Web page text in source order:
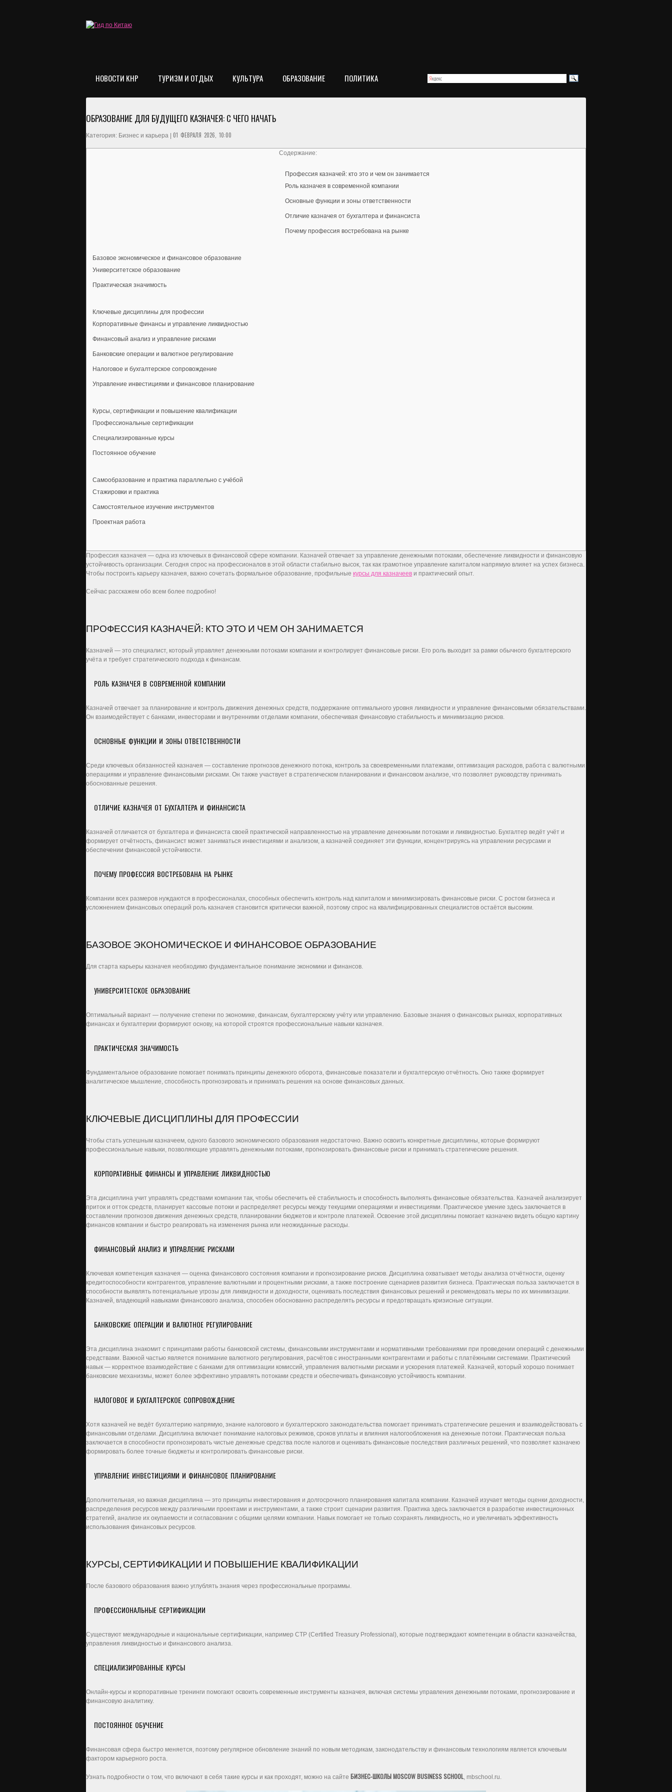
НОВОСТИ КНР ТУРИЗМ И ОТДЫХ КУЛЬТУРА ОБРАЗОВАНИЕ ПОЛИТИКА
ОБРАЗОВАНИЕ ДЛЯ БУДУЩЕГО КАЗНАЧЕЯ: С ЧЕГО НАЧАТЬ
Категория: Бизнес и карьера | 01 ФЕВРАЛЯ 2026, 10:00
Содержание:
Профессия казначей: кто это и чем он занимается
Роль казначея в современной компании
Основные функции и зоны ответственности
Отличие казначея от бухгалтера и финансиста
Почему профессия востребована на рынке
Базовое экономическое и финансовое образование
Университетское образование
Практическая значимость
Ключевые дисциплины для профессии
Корпоративные финансы и управление ликвидностью
Финансовый анализ и управление рисками
Банковские операции и валютное регулирование
Налоговое и бухгалтерское сопровождение
Управление инвестициями и финансовое планирование
Курсы, сертификации и повышение квалификации
Профессиональные сертификации
Специализированные курсы
Постоянное обучение
Самообразование и практика параллельно с учёбой
Стажировки и практика
Самостоятельное изучение инструментов
Проектная работа
Профессия казначея — одна из ключевых в финансовой сфере компании. Казначей отвечает за управление денежными потоками, обеспечение ликвидности и финансовую
устойчивость организации. Сегодня спрос на профессионалов в этой области стабильно высок, так как грамотное управление капиталом напрямую влияет на успех бизнеса.
Чтобы построить карьеру казначея, важно сочетать формальное образование, профильные курсы для казначеев и практический опыт.
Сейчас расскажем обо всем более подробно!
ПРОФЕССИЯ КАЗНАЧЕЙ: КТО ЭТО И ЧЕМ ОН ЗАНИМАЕТСЯ
Казначей — это специалист, который управляет денежными потоками компании и контролирует финансовые риски. Его роль выходит за рамки обычного бухгалтерского
учёта и требует стратегического подхода к финансам.
РОЛЬ КАЗНАЧЕЯ В СОВРЕМЕННОЙ КОМПАНИИ
Казначей отвечает за планирование и контроль движения денежных средств, поддержание оптимального уровня ликвидности и управление финансовыми обязательствами.
Он взаимодействует с банками, инвесторами и внутренними отделами компании, обеспечивая финансовую стабильность и минимизацию рисков.
ОСНОВНЫЕ ФУНКЦИИ И ЗОНЫ ОТВЕТСТВЕННОСТИ
Среди ключевых обязанностей казначея — составление прогнозов денежного потока, контроль за своевременными платежами, оптимизация расходов, работа с валютными
операциями и управление финансовыми рисками. Он также участвует в стратегическом планировании и финансовом анализе, что позволяет руководству принимать
обоснованные решения.
ОТЛИЧИЕ КАЗНАЧЕЯ ОТ БУХГАЛТЕРА И ФИНАНСИСТА
Казначей отличается от бухгалтера и финансиста своей практической направленностью на управление денежными потоками и ликвидностью. Бухгалтер ведёт учёт и
формирует отчётность, финансист может заниматься инвестициями и анализом, а казначей соединяет эти функции, концентрируясь на управлении ресурсами и
обеспечении финансовой устойчивости.
ПОЧЕМУ ПРОФЕССИЯ ВОСТРЕБОВАНА НА РЫНКЕ
Компании всех размеров нуждаются в профессионалах, способных обеспечить контроль над капиталом и минимизировать финансовые риски. С ростом бизнеса и
усложнением финансовых операций роль казначея становится критически важной, поэтому спрос на квалифицированных специалистов остаётся высоким.
БАЗОВОЕ ЭКОНОМИЧЕСКОЕ И ФИНАНСОВОЕ ОБРАЗОВАНИЕ
Для старта карьеры казначея необходимо фундаментальное понимание экономики и финансов.
УНИВЕРСИТЕТСКОЕ ОБРАЗОВАНИЕ
Оптимальный вариант — получение степени по экономике, финансам, бухгалтерскому учёту или управлению. Базовые знания о финансовых рынках, корпоративных
финансах и бухгалтерии формируют основу, на которой строятся профессиональные навыки казначея.
ПРАКТИЧЕСКАЯ ЗНАЧИМОСТЬ
Фундаментальное образование помогает понимать принципы денежного оборота, финансовые показатели и бухгалтерскую отчётность. Оно также формирует
аналитическое мышление, способность прогнозировать и принимать решения на основе финансовых данных.
КЛЮЧЕВЫЕ ДИСЦИПЛИНЫ ДЛЯ ПРОФЕССИИ
Чтобы стать успешным казначеем, одного базового экономического образования недостаточно. Важно освоить конкретные дисциплины, которые формируют
профессиональные навыки, позволяющие управлять денежными потоками, прогнозировать финансовые риски и принимать стратегические решения.
КОРПОРАТИВНЫЕ ФИНАНСЫ И УПРАВЛЕНИЕ ЛИКВИДНОСТЬЮ
Эта дисциплина учит управлять средствами компании так, чтобы обеспечить её стабильность и способность выполнять финансовые обязательства. Казначей анализирует
приток и отток средств, планирует кассовые потоки и распределяет ресурсы между текущими операциями и инвестициями. Практическое умение здесь заключается в
составлении прогнозов движения денежных средств, планировании бюджетов и контроле платежей. Освоение этой дисциплины помогает казначею видеть общую картину
финансов компании и быстро реагировать на изменения рынка или неожиданные расходы.
ФИНАНСОВЫЙ АНАЛИЗ И УПРАВЛЕНИЕ РИСКАМИ
Ключевая компетенция казначея — оценка финансового состояния компании и прогнозирование рисков. Дисциплина охватывает методы анализа отчётности, оценку
кредитоспособности контрагентов, управление валютными и процентными рисками, а также построение сценариев развития бизнеса. Практическая польза заключается в
способности выявлять потенциальные угрозы для ликвидности и доходности, оценивать последствия финансовых решений и рекомендовать меры по их минимизации.
Казначей, владеющий навыками финансового анализа, способен обоснованно распределять ресурсы и предотвращать кризисные ситуации.
БАНКОВСКИЕ ОПЕРАЦИИ И ВАЛЮТНОЕ РЕГУЛИРОВАНИЕ
Эта дисциплина знакомит с принципами работы банковской системы, финансовыми инструментами и нормативными требованиями при проведении операций с денежными
средствами. Важной частью является понимание валютного регулирования, расчётов с иностранными контрагентами и работы с платёжными системами. Практический
навык — корректное взаимодействие с банками для оптимизации комиссий, управления валютными рисками и ускорения платежей. Казначей, который хорошо понимает
банковские механизмы, может более эффективно управлять потоками средств и обеспечивать финансовую устойчивость компании.
НАЛОГОВОЕ И БУХГАЛТЕРСКОЕ СОПРОВОЖДЕНИЕ
Хотя казначей не ведёт бухгалтерию напрямую, знание налогового и бухгалтерского законодательства помогает принимать стратегические решения и взаимодействовать с
финансовыми отделами. Дисциплина включает понимание налоговых режимов, сроков уплаты и влияния налогообложения на денежные потоки. Практическая польза
заключается в способности прогнозировать чистые денежные средства после налогов и оценивать финансовые последствия различных решений, что позволяет казначею
формировать более точные бюджеты и контролировать финансовые риски.
УПРАВЛЕНИЕ ИНВЕСТИЦИЯМИ И ФИНАНСОВОЕ ПЛАНИРОВАНИЕ
Дополнительная, но важная дисциплина — это принципы инвестирования и долгосрочного планирования капитала компании. Казначей изучает методы оценки доходности,
распределения ресурсов между различными проектами и инструментами, а также строит сценарии развития. Практика здесь заключается в разработке инвестиционных
стратегий, анализе их окупаемости и согласовании с общими целями компании. Навык помогает не только сохранять ликвидность, но и увеличивать эффективность
использования финансовых ресурсов.
КУРСЫ, СЕРТИФИКАЦИИ И ПОВЫШЕНИЕ КВАЛИФИКАЦИИ
После базового образования важно углублять знания через профессиональные программы.
ПРОФЕССИОНАЛЬНЫЕ СЕРТИФИКАЦИИ
Существуют международные и национальные сертификации, например CTP (Certified Treasury Professional), которые подтверждают компетенции в области казначейства,
управления ликвидностью и финансового анализа.
СПЕЦИАЛИЗИРОВАННЫЕ КУРСЫ
Онлайн-курсы и корпоративные тренинги помогают освоить современные инструменты казначея, включая системы управления денежными потоками, прогнозирование и
финансовую аналитику.
ПОСТОЯННОЕ ОБУЧЕНИЕ
Финансовая сфера быстро меняется, поэтому регулярное обновление знаний по новым методикам, законодательству и финансовым технологиям является ключевым
фактором карьерного роста.
Узнать подробности о том, что включают в себя такие курсы и как проходят, можно на сайте БИЗНЕС-ШКОЛЫ MOSCOW BUSINESS SCHOOL, mbschool.ru.